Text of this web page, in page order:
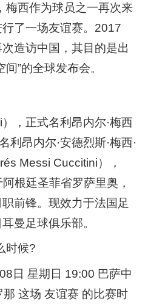
梅西作为球员之一再次来
了一场友谊赛。2017
造访中国，其目的是出
”的全球发布会。
，正式名利昂内尔·梅西
利昂内尔·安德烈斯·梅西·
Messi Cuccitini），
根廷圣菲省罗萨里奥，
前锋。现效力于法国足
曼足球俱乐部。
时候?
日 星期日 19:00 巴萨中
这场 友谊赛 的比赛时